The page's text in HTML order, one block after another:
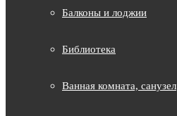
Балконы и лоджии
Библиотека
Ванная комната, санузел